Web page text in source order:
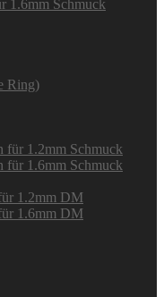
1.6mm Schmuck
Ring)
für 1.2mm Schmuck
für 1.6mm Schmuck
1.2mm DM
1.6mm DM